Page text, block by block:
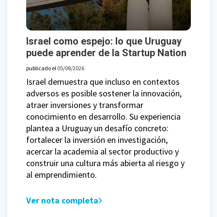
Israel como espejo: lo que Uruguay
puede aprender de la Startup Nation
publicado el 05/08/2026
Israel demuestra que incluso en contextos
adversos es posible sostener la innovación,
atraer inversiones y transformar
conocimiento en desarrollo. Su experiencia
plantea a Uruguay un desafío concreto:
fortalecer la inversión en investigación,
acercar la academia al sector productivo y
construir una cultura más abierta al riesgo y
al emprendimiento.
Ver nota completa